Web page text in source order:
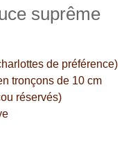
suprême
de préférence)
tronçons de 10 cm
réservés)